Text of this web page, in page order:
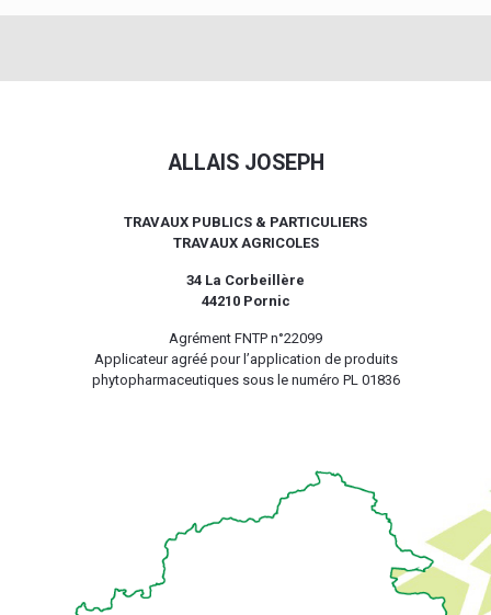
ALLAIS JOSEPH
TRAVAUX PUBLICS & PARTICULIERS
TRAVAUX AGRICOLES
34 La Corbeillère
44210 Pornic
Agrément FNTP n°22099
Applicateur agréé pour l’application de produits
phytopharmaceutiques sous le numéro PL 01836